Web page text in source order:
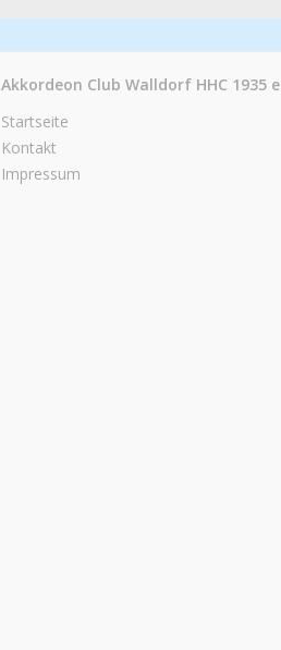
Akkordeon Club Walldorf HHC 1935
Startseite
Kontakt
Impressum